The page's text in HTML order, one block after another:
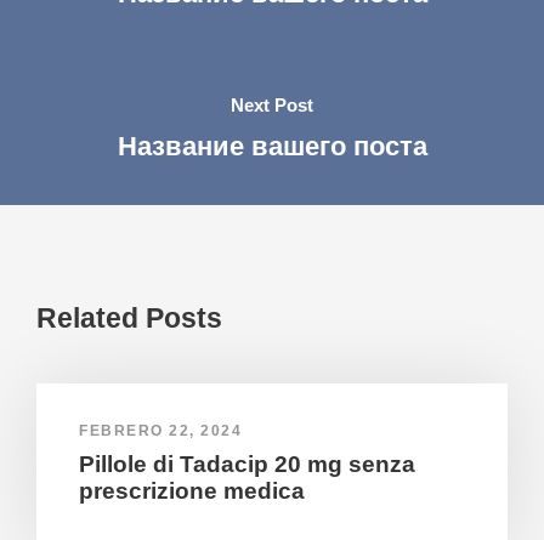
Next Post
Название вашего поста
Related Posts
FEBRERO 22, 2024
Pillole di Tadacip 20 mg senza
prescrizione medica